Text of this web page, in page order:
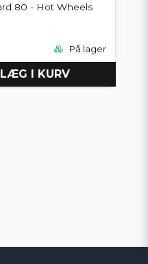
80 - Hot Wheels
På lager
LÆG I KURV